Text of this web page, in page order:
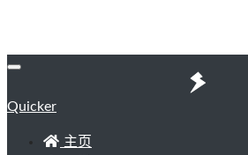
Quicker
主页